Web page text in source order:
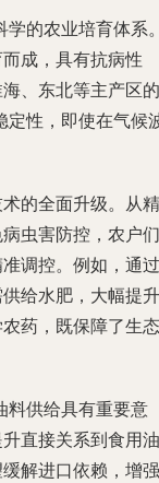
学的农业培育体系
成，具有抗病性
、东北等主产区的
定性，即使在气候
的全面升级。从精
虫害防控，农户们
调控。例如，通过
给水肥，大幅提升
药，既保障了生态
料供给具有重要意
直接关系到食用油
解进口依赖，增强